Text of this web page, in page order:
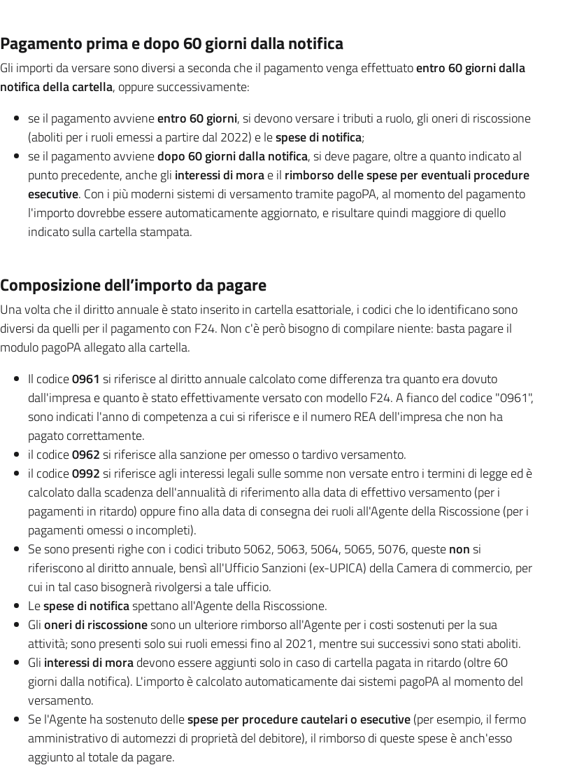
Pagamento prima e dopo 60 giorni dalla notifica
Gli importi da versare sono diversi a seconda che il pagamento venga effettuatoentro 60 giorni dalla
notifica della cartella, oppure successivamente:
se il pagamento avvieneentro 60 giorni, si devono versare i tributi a ruolo, gli oneri di riscossione
(aboliti per i ruoli emessi a partire dal 2022) e lespese di notifica;
se il pagamento avvienedopo 60 giorni dalla notifica, si deve pagare, oltre a quanto indicato al
punto precedente, anche gli interessi di morae il rimborso delle spese per eventuali procedure
esecutive. Con i più moderni sistemi di versamento tramite pagoPA, al momento del pagamento
l'importo dovrebbe essere automaticamente aggiornato, e risultare quindi maggiore di quello
indicato sulla cartella stampata.
Composizione dell’importo da pagare
Una volta che il diritto annuale è stato inserito in cartella esattoriale, i codici che lo identificano sono
diversi da quelli per il pagamento con F24. Non c'è però bisogno di compilare niente: basta pagare il
modulo pagoPA allegato alla cartella.
Il codice0961 si riferisce al diritto annuale calcolato come differenza tra quanto era dovuto
dall'impresa e quanto è stato effettivamente versato con modello F24. A fianco del codice "0961",
sono indicati l'anno di competenza a cui si riferisce e il numero REA dell'impresa che non ha
pagato correttamente.
il codice0962si riferisce alla sanzione per omesso o tardivo versamento.
il codice0992si riferisce agli interessi legali sulle somme non versate entro i termini di legge ed è
calcolato dalla scadenza dell'annualità di riferimento alla data di effettivo versamento (per i
pagamenti in ritardo) oppure fino alla data di consegna dei ruoli all'Agente della Riscossione (per i
pagamenti omessi o incompleti).
Se sono presenti righe con i codici tributo 5062, 5063, 5064, 5065, 5076, questenonsi
riferiscono al diritto annuale, bensì all'Ufficio Sanzioni (ex-UPICA) della Camera di commercio, per
cui in tal caso bisognerà rivolgersi a tale ufficio.
Lespese di notificaspettano all'Agente della Riscossione.
Glioneri di riscossionesono un ulteriore rimborso all'Agente per i costi sostenuti per la sua
attività; sono presenti solo sui ruoli emessi fino al 2021, mentre sui successivi sono stati aboliti.
Gli interessi di moradevono essere aggiunti solo in caso di cartella pagata in ritardo (oltre 60
giorni dalla notifica). L'importo è calcolato automaticamente dai sistemi pagoPA al momento del
versamento.
Se l'Agente ha sostenuto dellespese per procedure cautelari o esecutive(per esempio, il fermo
amministrativo di automezzi di proprietà del debitore), il rimborso di queste spese è anch'esso
aggiunto al totale da pagare.